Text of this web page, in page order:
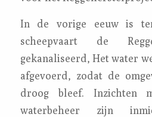
In de vorige eeuw is
scheepvaart de
gekanaliseerd, Het water
afgevoerd, zodat de
droog bleef. Inzichten
waterbeheer zijn